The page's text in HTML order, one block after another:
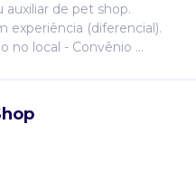
auxiliar de pet shop.
experiência (diferencial).
no local - Convênio ...